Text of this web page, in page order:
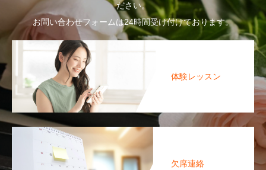
ださい。
お問い合わせフォームは24時間受け付けております。
体験レッスン
欠席連絡